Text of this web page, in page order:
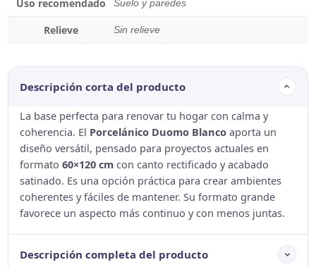
Uso recomendado Suelo y paredes
Relieve Sin relieve
Descripción corta del producto
La base perfecta para renovar tu hogar con calma y
coherencia. El Porcelánico Duomo Blanco aporta un
diseño versátil, pensado para proyectos actuales en
formato60×120 cm con canto rectificado y acabado
satinado. Es una opción práctica para crear ambientes
coherentes y fáciles de mantener. Su formato grande
favorece un aspecto más continuo y con menos juntas.
Descripción completa del producto